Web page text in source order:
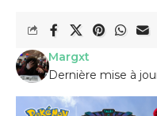
Dernière mise à
Margxt